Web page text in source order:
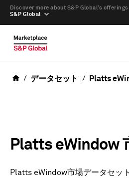
S&P Global
Discover more about S&P Global’s offerings
データセット Platts
Platts eWindow
Platts eWindow市場データセッ